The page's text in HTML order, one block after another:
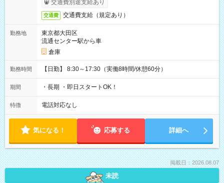
交通費別途支給あり
交通費 交通費支給（規定あり）
勤務地
東京都大田区
流通センター駅から車
倉庫
勤務時間 【日勤】 8:30～17:30（実働8時間/休憩60分）
期間 ・長期 ・即日スタートOK！
特徴 電話対応なし
気になる！ 応募する 詳細へ
掲載日：2026.08.07
未読